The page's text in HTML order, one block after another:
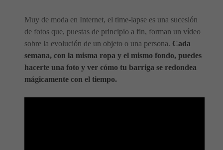
Muy de moda en Internet, el time-lapse es una sucesión
de fotos que, puestas de principio a fin, forman un vídeo
sobre la evolución de un objeto o una persona. Cada
semana, con la misma ropa y el mismo fondo, puedes
hacerte una foto y ver cómo tu barriga se redondea
mágicamente con el tiempo.